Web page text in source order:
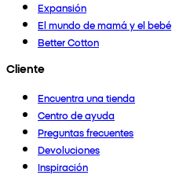
Expansión
El mundo de mamá y el bebé
Better Cotton
Cliente
Encuentra una tienda
Centro de ayuda
Preguntas frecuentes
Devoluciones
Inspiración